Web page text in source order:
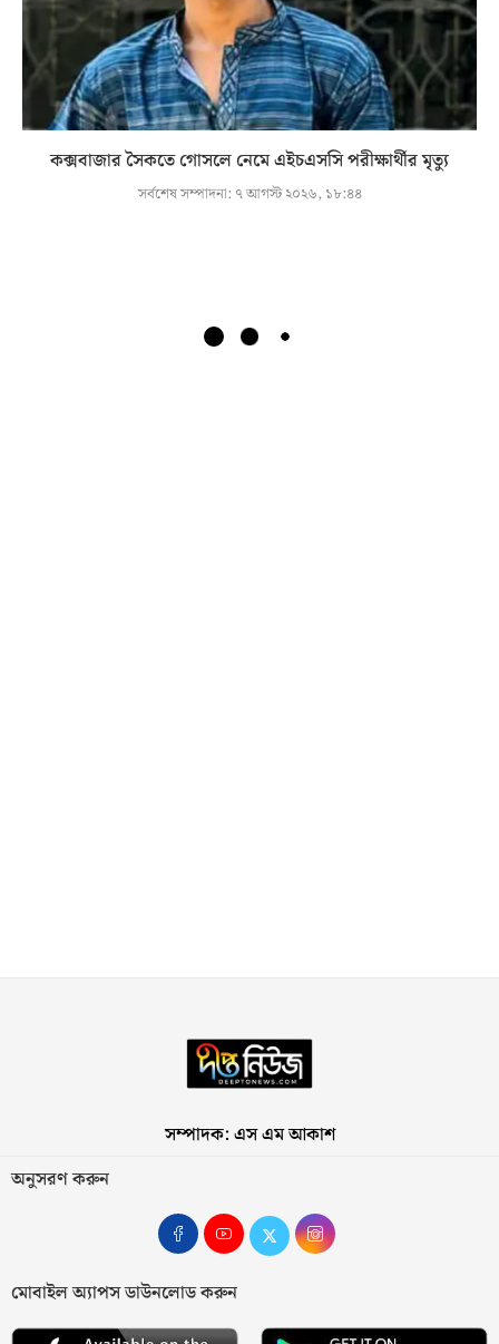
কক্সবাজার সৈকতে গোসলে নেমে এইচএসসি পরীক্ষার্থীর মৃত্যু
সর্বশেষ সম্পাদনা: ৭ আগস্ট ২০২৬, ১৮:৪৪
সম্পাদক: এস এম আকাশ
অনুসরণ করুন
মোবাইল অ্যাপস ডাউনলোড করুন